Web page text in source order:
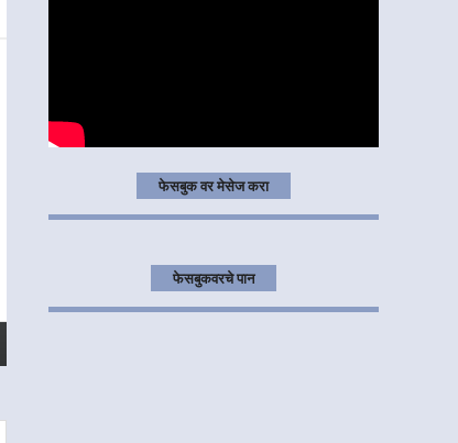
फेसबुक वर मेसेज करा
फेसबुकवरचे पान